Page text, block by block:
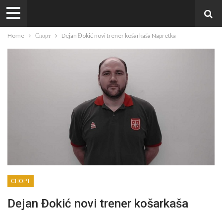
Home Спорт Dejan Đokić novi trener košarkaša Napretka
СПОРТ
Dejan Đokić novi trener košarkaša